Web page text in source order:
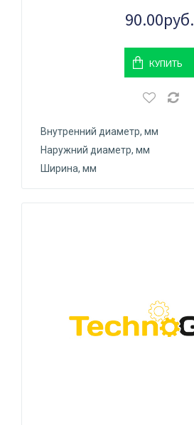
90.00руб.
КУПИТЬ
Внутренний диаметр, мм
Наружний диаметр, мм
Ширина, мм